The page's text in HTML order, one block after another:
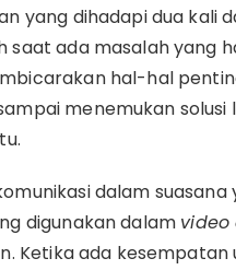
yang dihadapi dua kali
saat ada masalah yang
hal-hal
menemukan
dalam
digunakan dalam video
Ketika ada